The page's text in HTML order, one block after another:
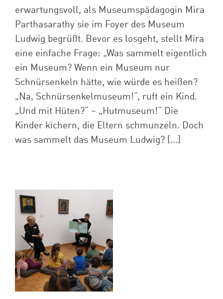
erwartungsvoll, als Museumspädagogin Mira
Parthasarathy sie im Foyer des Museum
Ludwig begrüßt. Bevor es losgeht, stellt Mira
eine einfache Frage: „Was sammelt eigentlich
ein Museum? Wenn ein Museum nur
Schnürsenkeln hätte, wie würde es heißen?
„Na, Schnürsenkelmuseum!“, ruft ein Kind.
„Und mit Hüten?“ – „Hutmuseum!“ Die
Kinder kichern, die Eltern schmunzeln. Doch
was sammelt das Museum Ludwig? [...]